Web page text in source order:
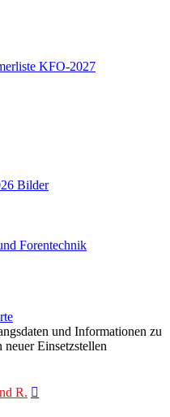
KFO-2027
Bilder
Forentechnik
und Informationen zu
Einsetzstellen
R.